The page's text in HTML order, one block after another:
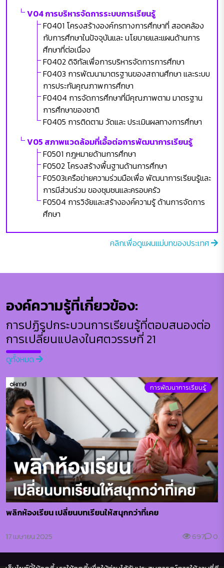
V04 การบริหารจัดการระบบการเรียนรู้
F0401 โครงสร้างองค์กรทางการศึกษาที่ สอดคล้อง
กับการศึกษาในปัจจุบันและ นโยบายและแผนด้านการ
ศึกษาที่ต่อเนื่อง
F0402 ดิจิทัลเพื่อการบริหารจัดการการศึกษา
F0403 การพัฒนามาตรฐานของสถานศึกษา และระบบ
การประกันคุณภาพการศึกษา
F0404 การจัดการศึกษาที่มีคุณภาพตาม มาตรฐาน
การศึกษาของชาติ
F0405 การติดตาม วัดและ ประเมินผลทางการศึกษา
V05 สภาพแวดล้อมที่เอื้อต่อการพัฒนาการเรียนรู้
F0501 กฎหมายด้านการศึกษา
F0502 โครงสร้างพื้นฐานด้านการศึกษา
F0503เครือข่ายความร่วมมือเพื่อ พัฒนาการเรียนรู้และ
การมีส่วนร่วม ของชุมชนและครอบครัว
F0504 การวิจัยและสร้างองค์ความรู้ ด้านการจัดการ
ศึกษา
คลิกเพื่อดูแผนแม่บทของประเทศ
องค์ความรู้ที่เกี่ยวข้อง:
การปฏิรูปกระบวนการเรียนรู้ที่ตอบสนองต่อ
การเปลี่ยนแปลงในศตวรรษที่ 21
ดูทั้งหมด
การพัฒนาการเรียนรู้
พลิกห้องเรียน เปลี่ยนบทเรียนให้สนุกกว่าที่เคย
17 เมษายน 2025 697 0